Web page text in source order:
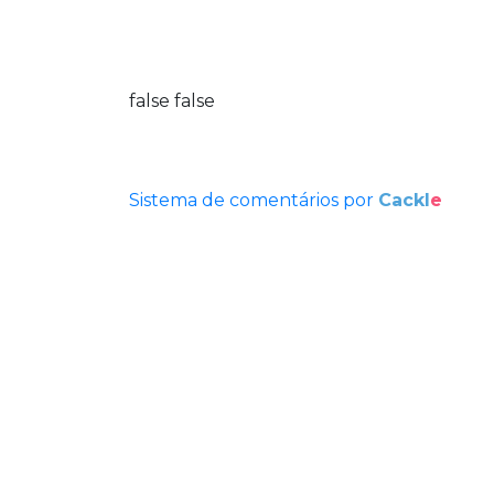
false false
Sistema de comentários por Cackl e